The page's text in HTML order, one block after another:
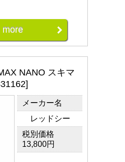
more
NANO スキマ
メーカー名
レッドシー
税別価格
13,800円